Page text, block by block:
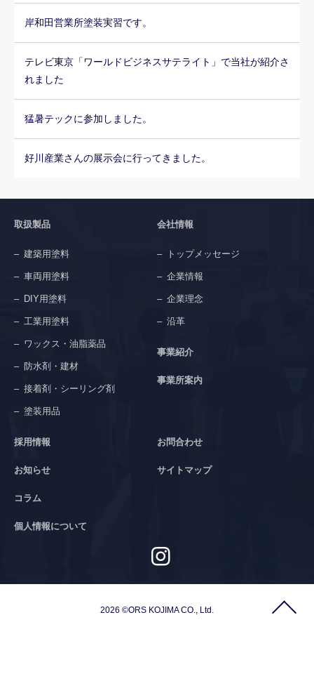
岸和田営業所塗装実習です。
テレビ東京「ワールドビジネスサテライト」で当社が紹介さ
れました
猛暑テックに参加しました。
好川産業さんの展示会に行ってきました。
取扱製品
建築用塗料
車両用塗料
DIY用塗料
工業用塗料
ワックス・油脂薬品
防水剤・建材
接着剤・シーリング剤
塗装用品
会社情報
トップメッセージ
企業情報
企業理念
沿革
事業紹介
事業所案内
採用情報
お知らせ
コラム
個人情報について
お問合わせ
サイトマップ
2026 ©ORS KOJIMA CO., Ltd.